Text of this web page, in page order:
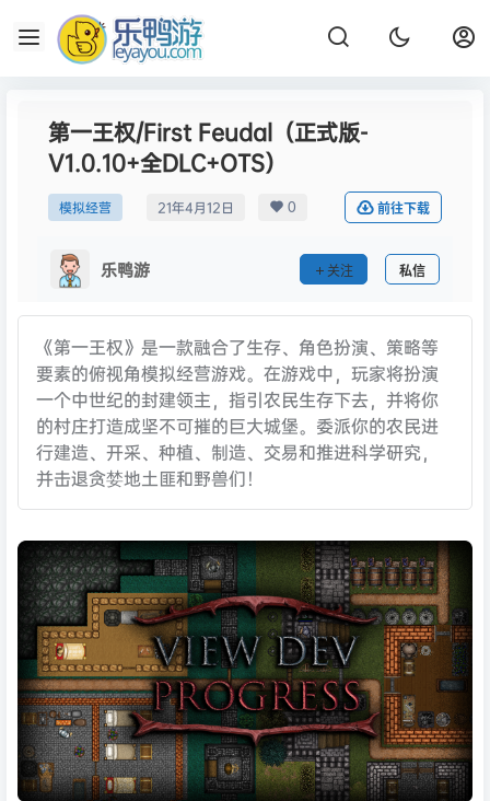
第一王权/First Feudal（正式版-
V1.0.10+全DLC+OTS）
模拟经营 21年4月12日 0 前往下载
乐鸭游 关注 私信
《第一王权》是一款融合了生存、角色扮演、策略等
要素的俯视角模拟经营游戏。在游戏中，玩家将扮演
一个中世纪的封建领主，指引农民生存下去，并将你
的村庄打造成坚不可摧的巨大城堡。委派你的农民进
行建造、开采、种植、制造、交易和推进科学研究，
并击退贪婪地土匪和野兽们！